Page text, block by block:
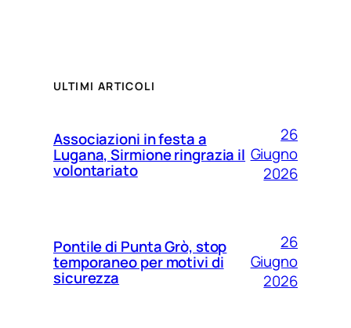
ULTIMI ARTICOLI
Associazioni in festa a
Lugana, Sirmione ringrazia il
volontariato
26
Giugno
2026
Pontile di Punta Grò, stop
temporaneo per motivi di
sicurezza
26
Giugno
2026